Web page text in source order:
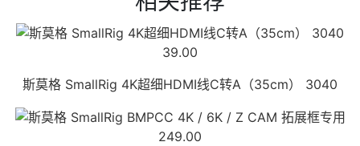
39.00
斯莫格 SmallRig 4K超细HDMI线C转A（35cm） 3040
249.00